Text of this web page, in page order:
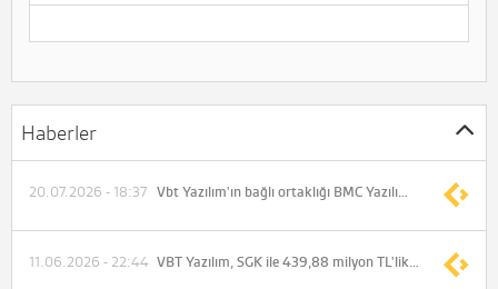
Haberler
Vbt Yazılım'ın bağlı ortaklığı BMC Yazılım ile Doğu Avrupa'da dağıtım için anlaştı
20.07.2026 - 18:37
VBT Yazılım, SGK ile 439,88 milyon TL'lik sözleşme imzaladı
11.06.2026 - 22:44